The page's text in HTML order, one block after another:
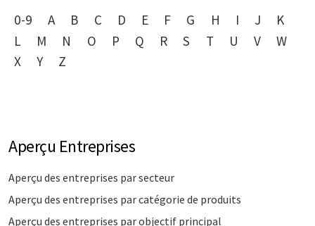
0-9 A B C D E F G H I J
K
L
M N O P Q R S T U V
W
X
Y Z
Aperçu Entreprises
Aperçu des entreprises par secteur
Aperçu des entreprises par catégorie de produits
Aperçu des entreprises par objectif principal